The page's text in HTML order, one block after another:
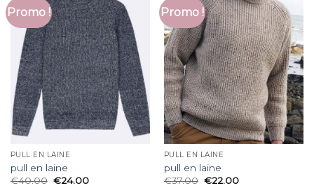
Promo !
PULL EN LAINE
pull en laine
€40.00 €24.00
Promo !
PULL EN LAINE
pull en laine
€37.00 €22.00